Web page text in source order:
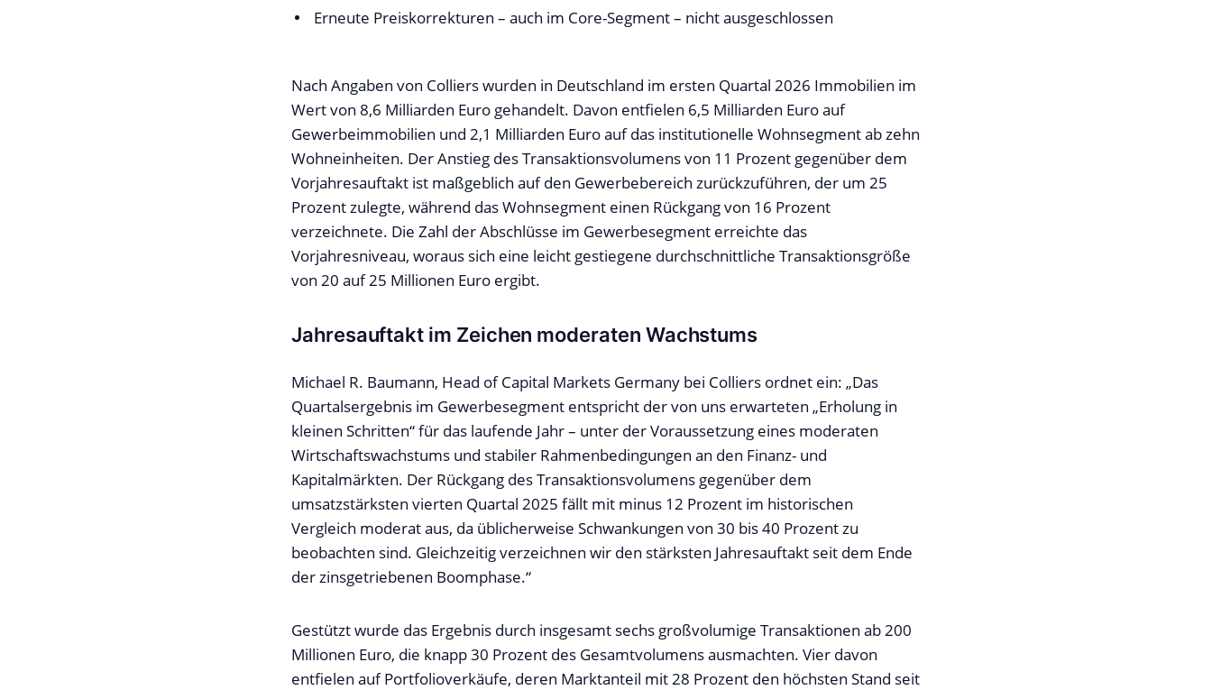
Erneute Preiskorrekturen – auch im Core-Segment – nicht ausgeschlossen
Nach Angaben von Colliers wurden in Deutschland im ersten Quartal 2026 Immobilien im
Wert von 8,6 Milliarden Euro gehandelt. Davon entfielen 6,5 Milliarden Euro auf
Gewerbeimmobilien und 2,1 Milliarden Euro auf das institutionelle Wohnsegment ab zehn
Wohneinheiten. Der Anstieg des Transaktionsvolumens von 11 Prozent gegenüber dem
Vorjahresauftakt ist maßgeblich auf den Gewerbebereich zurückzuführen, der um 25
Prozent zulegte, während das Wohnsegment einen Rückgang von 16 Prozent
verzeichnete. Die Zahl der Abschlüsse im Gewerbesegment erreichte das
Vorjahresniveau, woraus sich eine leicht gestiegene durchschnittliche Transaktionsgröße
von 20 auf 25 Millionen Euro ergibt.
Jahresauftakt im Zeichen moderaten Wachstums
Michael R. Baumann, Head of Capital Markets Germany bei Colliers ordnet ein: „Das
Quartalsergebnis im Gewerbesegment entspricht der von uns erwarteten „Erholung in
kleinen Schritten“ für das laufende Jahr – unter der Voraussetzung eines moderaten
Wirtschaftswachstums und stabiler Rahmenbedingungen an den Finanz- und
Kapitalmärkten. Der Rückgang des Transaktionsvolumens gegenüber dem
umsatzstärksten vierten Quartal 2025 fällt mit minus 12 Prozent im historischen
Vergleich moderat aus, da üblicherweise Schwankungen von 30 bis 40 Prozent zu
beobachten sind. Gleichzeitig verzeichnen wir den stärksten Jahresauftakt seit dem Ende
der zinsgetriebenen Boomphase.“
Gestützt wurde das Ergebnis durch insgesamt sechs großvolumige Transaktionen ab 200
Millionen Euro, die knapp 30 Prozent des Gesamtvolumens ausmachten. Vier davon
entfielen auf Portfolioverkäufe, deren Marktanteil mit 28 Prozent den höchsten Stand seit